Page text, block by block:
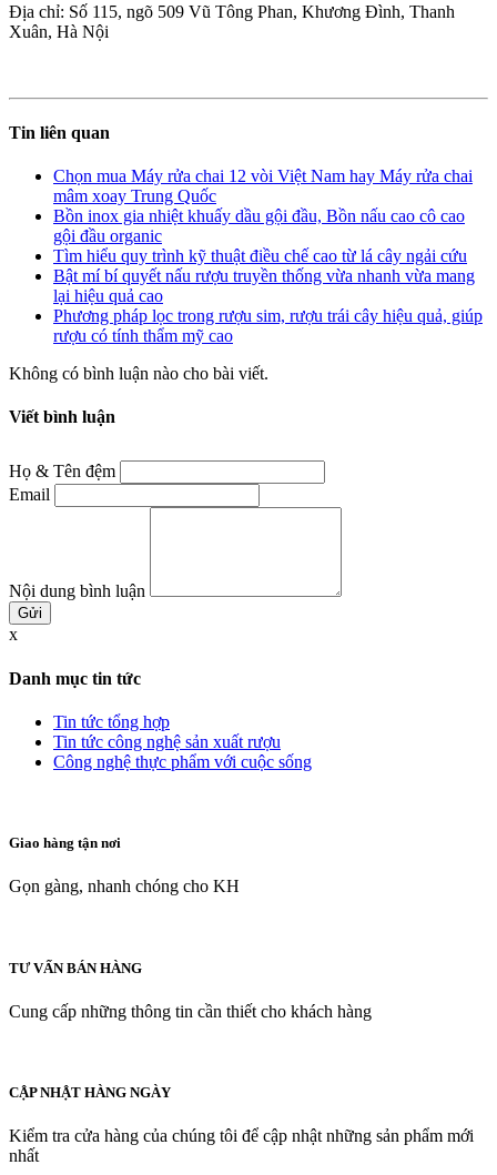
Địa chỉ: Số 115, ngõ 509 Vũ Tông Phan, Khương Đình, Thanh
Xuân, Hà Nội
Tin liên quan
Chọn mua Máy rửa chai 12 vòi Việt Nam hay Máy rửa chai
mâm xoay Trung Quốc
Bồn inox gia nhiệt khuấy dầu gội đầu, Bồn nấu cao cô cao
gội đầu organic
Tìm hiểu quy trình kỹ thuật điều chế cao từ lá cây ngải cứu
Bật mí bí quyết nấu rượu truyền thống vừa nhanh vừa mang
lại hiệu quả cao
Phương pháp lọc trong rượu sim, rượu trái cây hiệu quả, giúp
rượu có tính thẩm mỹ cao
Không có bình luận nào cho bài viết.
Viết bình luận
Họ & Tên đệm
Email
Nội dung bình luận
x
Danh mục tin tức
Tin tức tổng hợp
Tin tức công nghệ sản xuất rượu
Công nghệ thực phẩm với cuộc sống
Giao hàng tận nơi
Gọn gàng, nhanh chóng cho KH
TƯ VẤN BÁN HÀNG
Cung cấp những thông tin cần thiết cho khách hàng
CẬP NHẬT HÀNG NGÀY
Kiểm tra cửa hàng của chúng tôi để cập nhật những sản phẩm mới
nhất